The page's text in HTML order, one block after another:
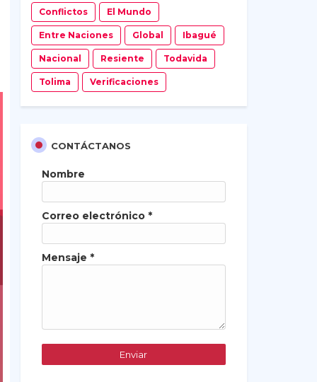
Conflictos El Mundo
Entre Naciones Global Ibagué
Nacional Resiente Todavida
Tolima Verificaciones
CONTÁCTANOS
Nombre
Correo electrónico *
Mensaje *